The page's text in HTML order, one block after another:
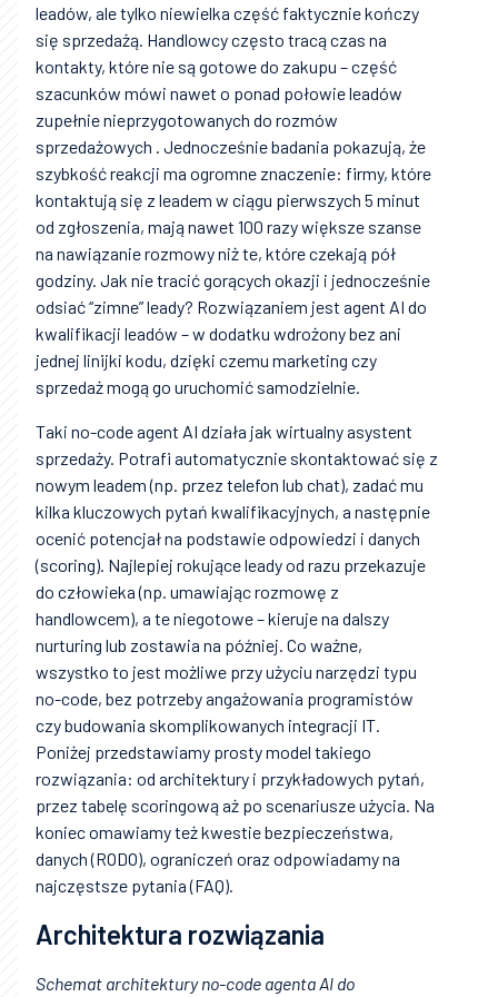
leadów, ale tylko niewielka część faktycznie kończy
się sprzedażą. Handlowcy często tracą czas na
kontakty, które nie są gotowe do zakupu – część
szacunków mówi nawet o ponad połowie leadów
zupełnie nieprzygotowanych do rozmów
sprzedażowych . Jednocześnie badania pokazują, że
szybkość reakcji ma ogromne znaczenie: firmy, które
kontaktują się z leadem w ciągu pierwszych 5 minut
od zgłoszenia, mają nawet 100 razy większe szanse
na nawiązanie rozmowy niż te, które czekają pół
godziny. Jak nie tracić gorących okazji i jednocześnie
odsiać “zimne” leady? Rozwiązaniem jest agent AI do
kwalifikacji leadów – w dodatku wdrożony bez ani
jednej linijki kodu, dzięki czemu marketing czy
sprzedaż mogą go uruchomić samodzielnie.
Taki no-code agent AI działa jak wirtualny asystent
sprzedaży. Potrafi automatycznie skontaktować się z
nowym leadem (np. przez telefon lub chat), zadać mu
kilka kluczowych pytań kwalifikacyjnych, a następnie
ocenić potencjał na podstawie odpowiedzi i danych
(scoring). Najlepiej rokujące leady od razu przekazuje
do człowieka (np. umawiając rozmowę z
handlowcem), a te niegotowe – kieruje na dalszy
nurturing lub zostawia na później. Co ważne,
wszystko to jest możliwe przy użyciu narzędzi typu
no-code, bez potrzeby angażowania programistów
czy budowania skomplikowanych integracji IT.
Poniżej przedstawiamy prosty model takiego
rozwiązania: od architektury i przykładowych pytań,
przez tabelę scoringową aż po scenariusze użycia. Na
koniec omawiamy też kwestie bezpieczeństwa,
danych (RODO), ograniczeń oraz odpowiadamy na
najczęstsze pytania (FAQ).
Architektura rozwiązania
Schemat architektury no-code agenta AI do